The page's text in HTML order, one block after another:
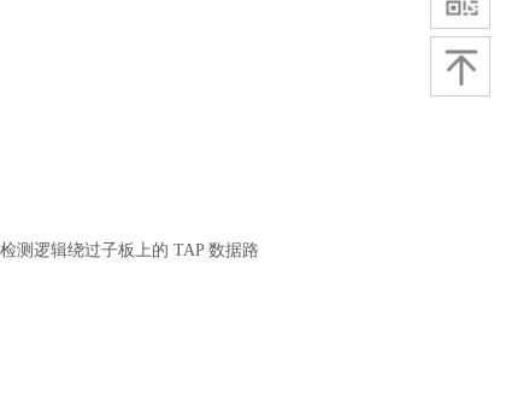
测逻辑绕过子板上的 TAP 数据路